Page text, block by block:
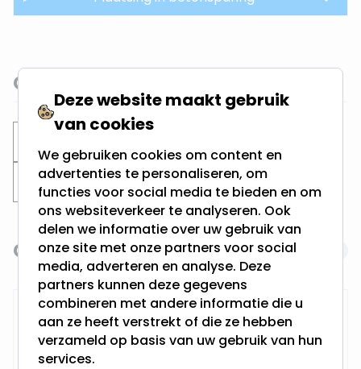
Gerelateerde categorieën
Zaagmaat 80MM
Navigating through the elements of the carousel is
Press to skip carousel
Gerelateerde producten
RTM Lighting LED Dimmer
Deze website maakt gebruik
van cookies
We gebruiken cookies om content en
advertenties te personaliseren, om
functies voor social media te bieden en om
ons websiteverkeer te analyseren. Ook
delen we informatie over uw gebruik van
onze site met onze partners voor social
media, adverteren en analyse. Deze
partners kunnen deze gegevens
combineren met andere informatie die u
aan ze heeft verstrekt of die ze hebben
verzameld op basis van uw gebruik van hun
services.